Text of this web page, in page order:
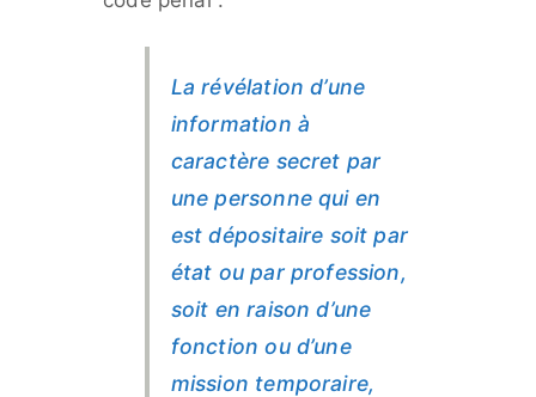
La révélation d’une
information à
caractère secret par
une personne qui en
est dépositaire soit par
état ou par profession,
soit en raison d’une
fonction ou d’une
mission temporaire,